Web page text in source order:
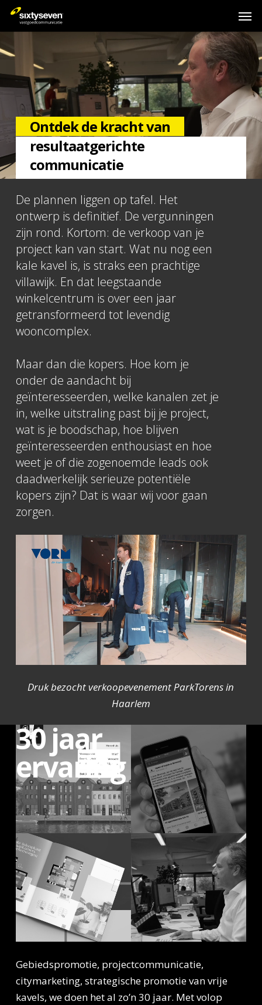
Skip
content
Ontdek de kracht van
resultaatgerichte
communicatie
De plannen liggen op tafel. Het
ontwerp is definitief. De vergunningen
zijn rond. Kortom: de verkoop van je
project kan van start. Wat nu nog een
kale kavel is, is straks een prachtige
villawijk. En dat leegstaande
winkelcentrum is over een jaar
getransformeerd tot levendig
wooncomplex.
Maar dan die kopers. Hoe kom je
onder de aandacht bij
geïnteresseerden, welke kanalen zet je
in, welke uitstraling past bij je project,
wat is je boodschap, hoe blijven
geïnteresseerden enthousiast en hoe
weet je of die zogenoemde leads ook
daadwerkelijk serieuze potentiële
kopers zijn? Dat is waar wij voor gaan
zorgen.
Druk bezocht verkoopevenement ParkTorens in
Haarlem
30 jaar
ervaring
Gebiedspromotie, projectcommunicatie,
citymarketing, strategische promotie van vrije
kavels, we doen het al zo’n 30 jaar. Met volop